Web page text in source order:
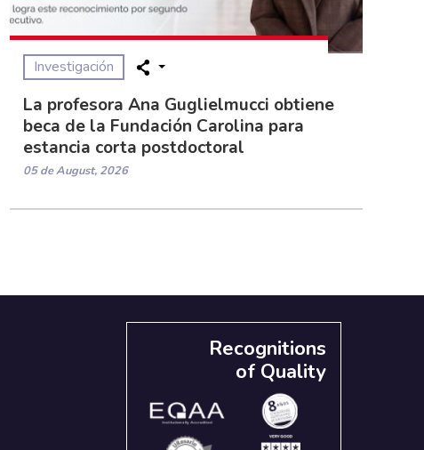
Investigación
La profesora Ana Guglielmucci obtiene
beca de la Fundación Carolina para
estancia corta postdoctoral
05 de August, 2026
Recognitions
of Quality